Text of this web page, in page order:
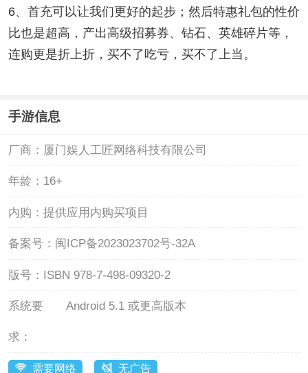
6、首充可以让我们更好的起步；然后特惠礼包的性价
比也是超高，产出高级招募券、钻石、英雄碎片等，
连购更是折上折，买不了吃亏，买不了上当。
手游信息
厂商： 厦门娱人工匠网络科技有限公司
年龄： 16+
内购： 提供应用内购买项目
备案号： 闽ICP备2023023702号-32A
版号： ISBN 978-7-498-09320-2
系统要
求：
Android 5.1 或更高版本
需要网络 无广告